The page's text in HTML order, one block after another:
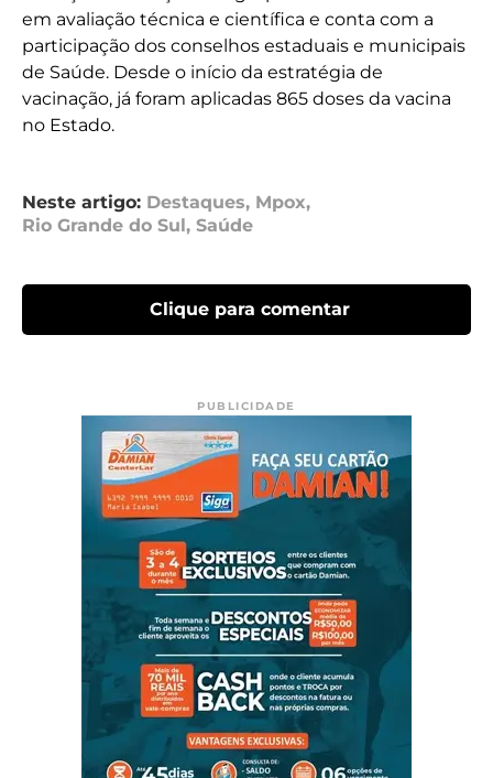
em avaliação técnica e científica e conta com a
participação dos conselhos estaduais e municipais
de Saúde. Desde o início da estratégia de
vacinação, já foram aplicadas 865 doses da vacina
no Estado.
Neste artigo: Destaques, Mpox,
Rio Grande do Sul, Saúde
Clique para comentar
PUBLICIDADE